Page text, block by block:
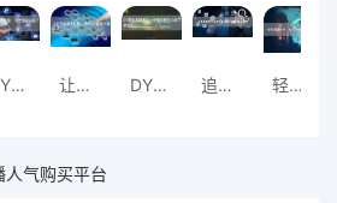
DY刷业务升级体验：享受智能自助下单的便 让业务运营更轻松，选择DY自助下单平台。 DY刷业务新模式：体验全新的自助下单流程 追求高效的业务管理？来DY平台试试自助下 轻松管理业务，从DY自助下单平台开始。
人气购买平台